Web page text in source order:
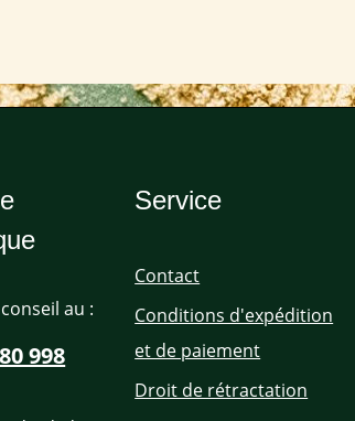
au :
998
Service
Contact
Conditions d'expédition
et de paiement
Droit de rétractation